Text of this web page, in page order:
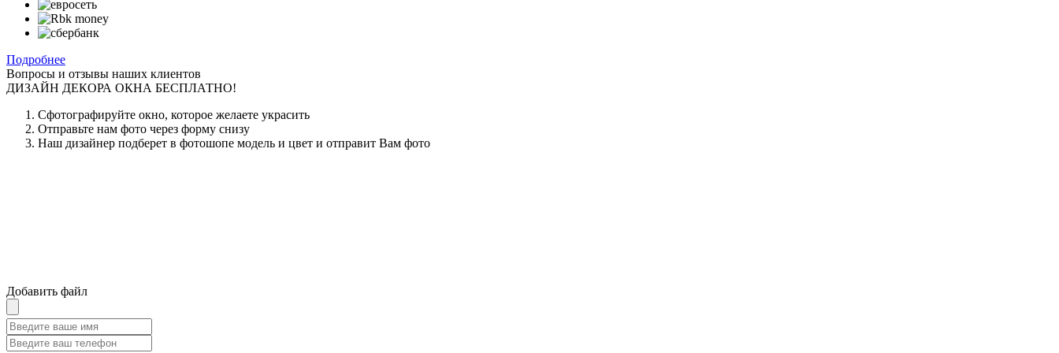
Подробнее
Вопросы и отзывы наших клиентов
ДИЗАЙН ДЕКОРА ОКНА БЕСПЛАТНО!
Сфотографируйте окно, которое желаете украсить
Отправьте нам фото через форму снизу
Наш дизайнер подберет в фотошопе модель и цвет и отправит Вам фото
Добавить файл